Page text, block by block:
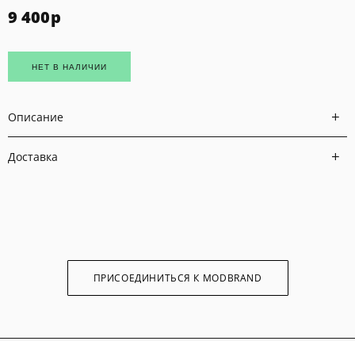
9 400р
НЕТ В НАЛИЧИИ
Описание
Доставка
ПРИСОЕДИНИТЬСЯ К MODBRAND